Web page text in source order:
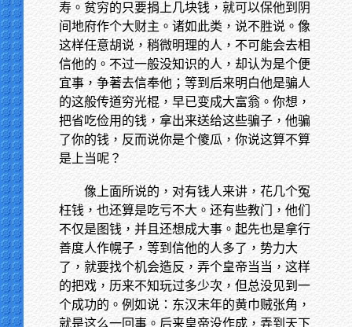
寿。贫穷的只要捐上几块钱，就可以保他到阴
间地府作个大财主。诸如此类，说不胜说。像
这样任意胡说，稍微明理的人，不可能会去相
信他的。不过一般没知识的人，却认为是个便
宜事，争著去信奉他；等到后来明白他是骗人
的这般传道穷光棍，早已变成大富翁。你想，
把省吃俭用的钱，拿出来送给这些骗子，他骗
了你的钱，反而说你是个傻瓜，你说这算不算
是上当呢？
像上面所说的，对有钱人来讲，花几个冤
枉钱，也还算是吃亏不大。还有些教门，他们
不仅是图钱，并且还想成大事。起先也是拿行
善度人作幌子，等到信他的人多了，势力大
了，就要找个机会造反，弄个皇帝当当，这样
的把戏，历来不知玩过多少次，但总没见到一
个成功的。例如说：东汉末年的黄巾贼张角，
就是这么一回事。后来皇帝没作成，弄到天下